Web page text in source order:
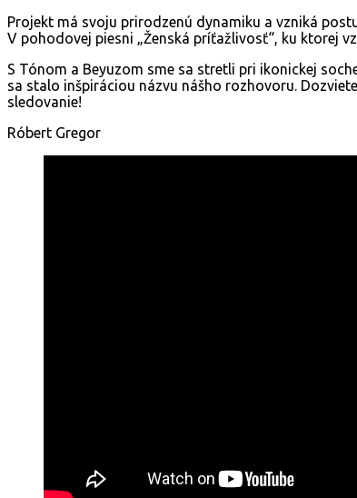
Projekt má svoju prirodzenú dynamiku a vzniká
V pohodovej piesni „Ženská príťažlivosť“, ku ktorej
S Tónom a Beyuzom sme sa stretli pri ikonickej
sa stalo inšpiráciou názvu nášho rozhovoru.
sledovanie!
Róbert Gregor